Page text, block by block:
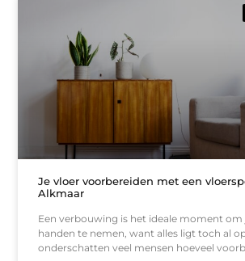
Je vloer voorbereiden met een
Alkmaar
Een verbouwing is het ideale moment om
handen te nemen, want alles ligt toch al
onderschatten veel mensen hoeveel